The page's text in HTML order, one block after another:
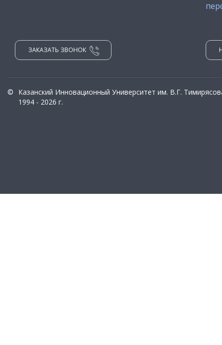
ЗАКАЗАТЬ ЗВОНОК
©
Казанский Инновационный Университет им. В.Г.
1994 - 2026 г.